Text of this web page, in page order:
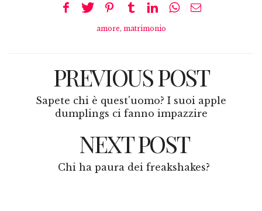
amore, matrimonio
PREVIOUS POST
Sapete chi è quest'uomo? I suoi apple
dumplings ci fanno impazzire
NEXT POST
Chi ha paura dei freakshakes?